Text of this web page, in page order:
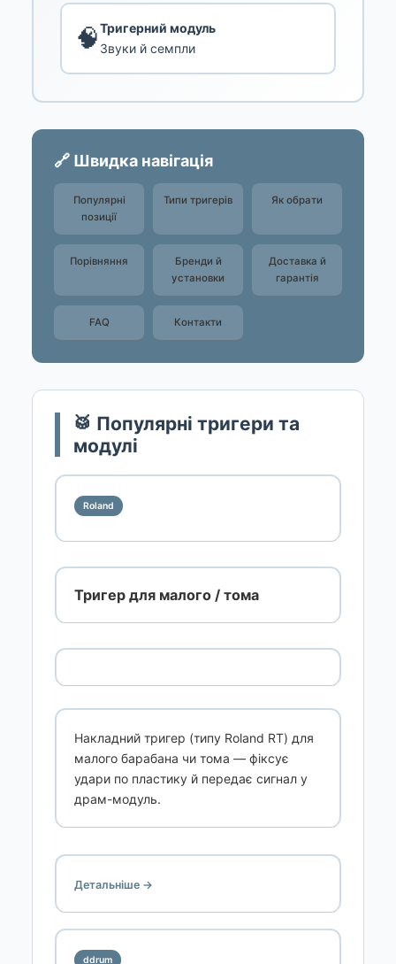
🧠Тригерний модуль
Звуки й семпли
🔗 Швидка навігація
Популярні
позиції
Типи тригерів Як обрати
Порівняння
Бренди й
установки
Доставка й
гарантія
FAQ Контакти
🥁 Популярні тригери та
модулі
Roland
Тригер для малого / тома
Накладний тригер (типу Roland RT) для
малого барабана чи тома — фіксує
удари по пластику й передає сигнал у
драм-модуль.
Детальніше →
ddrum